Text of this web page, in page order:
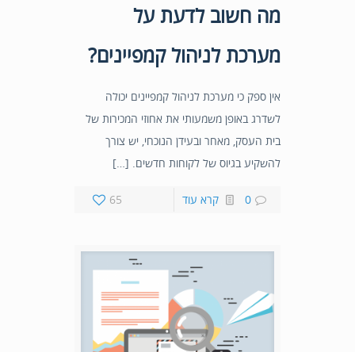
מה חשוב לדעת על
מערכת לניהול קמפיינים?
אין ספק כי מערכת לניהול קמפיינים יכולה
לשדרג באופן משמעותי את אחוזי המכירות של
בית העסק, מאחר ובעידן הנוכחי, יש צורך
להשקיע בגיוס של לקוחות חדשים. […]
65 0 קרא עוד